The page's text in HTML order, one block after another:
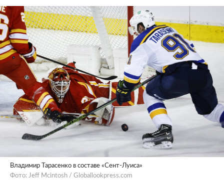
Владимир Тарасенко в составе «Сент-Луиса»
Фото: Jeff Mcintosh / Globallookpress.com